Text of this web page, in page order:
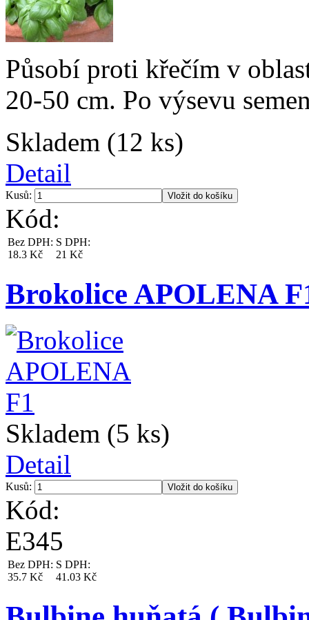
Působí proti křečím v
20-50 cm. Po výsevu
Skladem (12 ks)
Detail
Kusů:
Kód:
Bez DPH:
18.3 Kč
S DPH:
21 Kč
Brokolice APOLENA
Skladem (5 ks)
Detail
Kusů:
Kód:
E345
Bez DPH:
35.7 Kč
S DPH:
41.03 Kč